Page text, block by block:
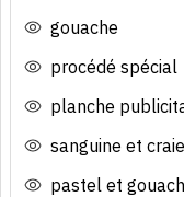
gouache
procédé spécial
planche
sanguine et
pastel et